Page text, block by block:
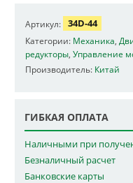
Артикул: 34D-44
Категории: Механика
редукторы Управление
Производитель: Китай
ГИБКАЯ ОПЛАТА
Наличными при
Безналичный расчет
Банковские карты